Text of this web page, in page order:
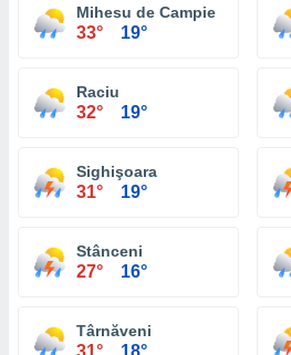
Mihesu de Campie
33° 19°
Raciu
32° 19°
Sighişoara
31° 19°
Stânceni
27° 16°
Târnăveni
31° 18°